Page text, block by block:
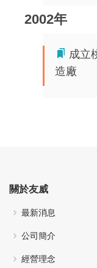
2002年
成立
造廠
關於友威
最新消息
公司簡介
經營理念